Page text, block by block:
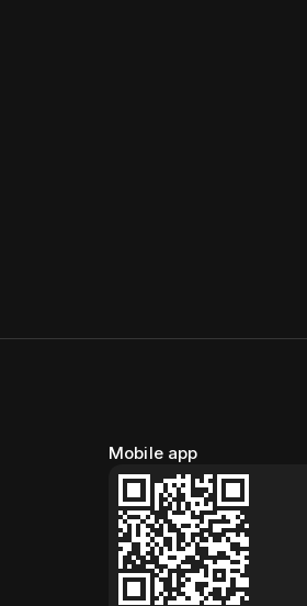
Mobile app